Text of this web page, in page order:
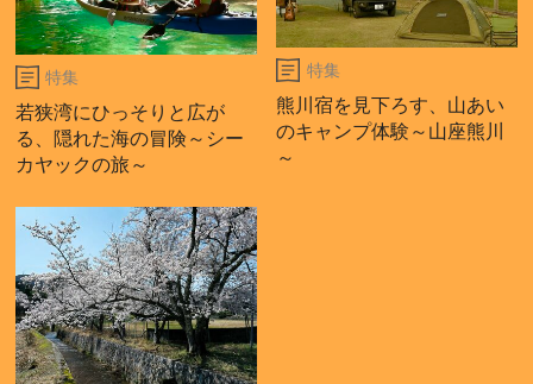
特集
若狭湾にひっそりと広が
る、隠れた海の冒険～シー
カヤックの旅～
特集
熊川宿を見下ろす、山あい
のキャンプ体験～山座熊川
～